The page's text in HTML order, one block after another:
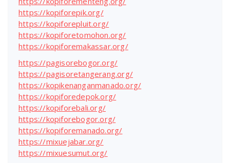
https://kopiforepik.org/
https://kopiforepluit.org/
https://kopiforetomohon.org/
https://kopiforemakassar.org/
https://pagisorebogor.org/
https://pagisoretangerang.org/
https://kopikenanganmanado.org/
https://kopiforedepok.org/
https://kopiforebali.org/
https://kopiforebogor.org/
https://kopiforemanado.org/
https://mixuejabar.org/
https://mixuesumut.org/